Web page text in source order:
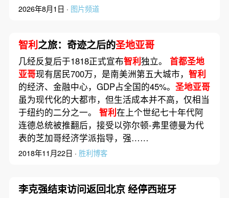
2026年8月1日 · 图片频道
智利之旅：奇迹之后的圣地亚哥
几经反复后于1818正式宣布智利独立。 首都圣地
亚哥现有居民700万，是南美洲第五大城市， 智利
的经济、金融中心，GDP占全国的45%。 圣地亚哥
虽为现代化的大都市，但生活成本并不高，仅相当
于纽约的二分之一。 智利在上个世纪七十年代阿
连德总统被推翻后，接受以弥尔顿-弗里德曼为代
表的芝加哥经济学派指导，强……
2018年11月22日 · 胜利博客
李克强结束访问返回北京 经停西班牙